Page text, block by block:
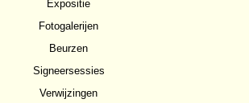
Expositie
Fotogalerijen
Beurzen
Signeersessies
Verwijzingen